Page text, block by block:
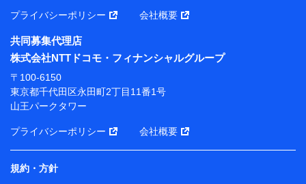
当該個人データを取り扱う各共同利用者（詳細は次のと
おり）
東京都千代田区永田町2丁目11番1号 山王パークタワー
株式会社NTTドコモ・フィナンシャルグループ 代表取
締役社長 廣井 孝史
東京都中央区日本橋人形町2-14-10 アーバンネット日
本橋ビル 3F
プライバシーポリシー 会社概要
共同募集代理店
株式会社NTTドコモ・フィナンシャルグループ
〒100-6150
東京都千代田区永田町2丁目11番1号
山王パークタワー
プライバシーポリシー 会社概要
規約・方針